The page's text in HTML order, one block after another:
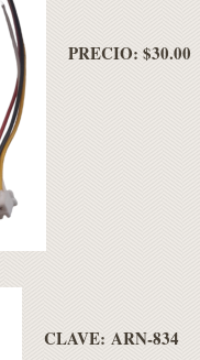
PRECIO: $30.00
CLAVE: ARN-834